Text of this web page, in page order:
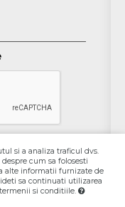
si a analiza traficul dvs.
cum sa folosesti
alte informatii furnizate de
sa continuati utilizarea
si conditiile.